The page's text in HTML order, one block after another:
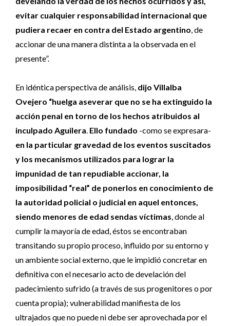
evitar cualquier responsabilidad internacional que
pudiera recaer en contra del Estado argentino, de
accionar de una manera distinta a la observada en el
presente”.
En idéntica perspectiva de análisis, dijo Villalba
Ovejero “huelga aseverar que no se ha extinguido la
acción penal en torno de los hechos atribuidos al
inculpado Aguilera. Ello fundado -como se expresara-
en la particular gravedad de los eventos suscitados
y los mecanismos utilizados para lograr la
impunidad de tan repudiable accionar, la
imposibilidad “real” de ponerlos en conocimiento de
la autoridad policial o judicial en aquel entonces,
siendo menores de edad sendas víctimas, donde al
cumplir la mayoría de edad, éstos se encontraban
transitando su propio proceso, influido por su entorno y
un ambiente social externo, que le impidió concretar en
definitiva con el necesario acto de develación del
padecimiento sufrido (a través de sus progenitores o por
cuenta propia); vulnerabilidad manifiesta de los
ultrajados que no puede ni debe ser aprovechada por el